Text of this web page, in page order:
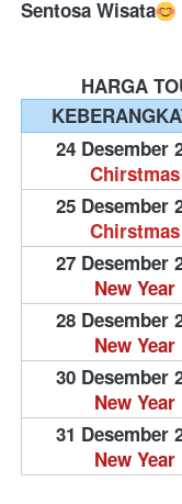
Sentosa Wisata
HARGA
24 Desember
Chirstmas
25 Desember
Chirstmas
27 Desember
New Year
28 Desember
New Year
30 Desember
New Year
31 Desember
New Year